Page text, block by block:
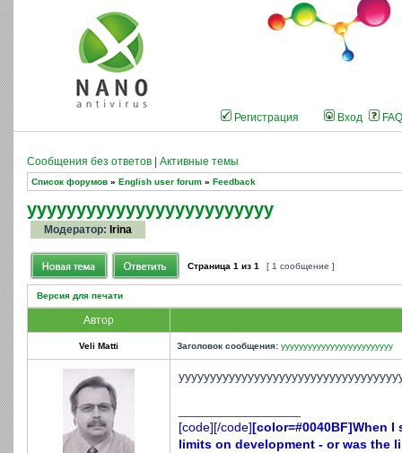
Регистрация Вход FAQ
Сообщения без ответов Активные темы
Список форумов » English user forum » Feedback
yyyyyyyyyyyyyyyyyyyyyyyyy
Модератор: Irina
Страница 1 из 1 [ 1 сообщение ]
Версия для печати
Автор
Veli Matti Заголовок сообщения: yyyyyyyyyyyyyyyyyyyyyyyyy
[code][/code] [color=#0040BF]When
limits on development - or was the